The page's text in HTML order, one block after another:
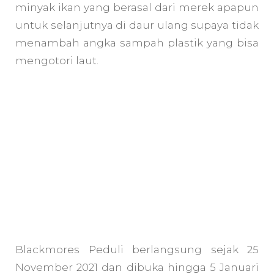
minyak ikan yang berasal dari merek apapun
untuk selanjutnya di daur ulang supaya tidak
menambah angka sampah plastik yang bisa
mengotori laut.
Blackmores Peduli berlangsung sejak 25
November 2021 dan dibuka hingga 5 Januari